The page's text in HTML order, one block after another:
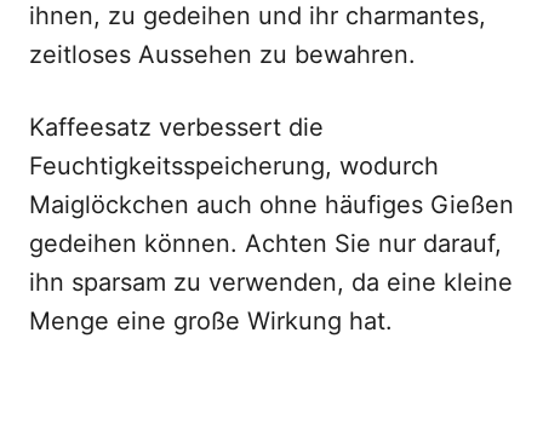
ihnen, zu gedeihen und ihr charmantes,
zeitloses Aussehen zu bewahren.
Kaffeesatz verbessert die
Feuchtigkeitsspeicherung, wodurch
Maiglöckchen auch ohne häufiges Gießen
gedeihen können. Achten Sie nur darauf,
ihn sparsam zu verwenden, da eine kleine
Menge eine große Wirkung hat.